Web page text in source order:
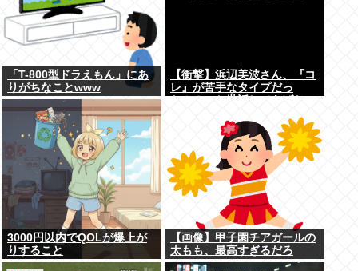
「T-800型ドラえもん」にあ
りがちなことwww
【衝撃】浜辺美波さん、『コ
レ』が苦手なタイプだっ
w w w w w w w w
3000円以内でQOLが爆上が
りすること
【画像】甲子園チアガールの
太もも、最高すぎるだろ
www